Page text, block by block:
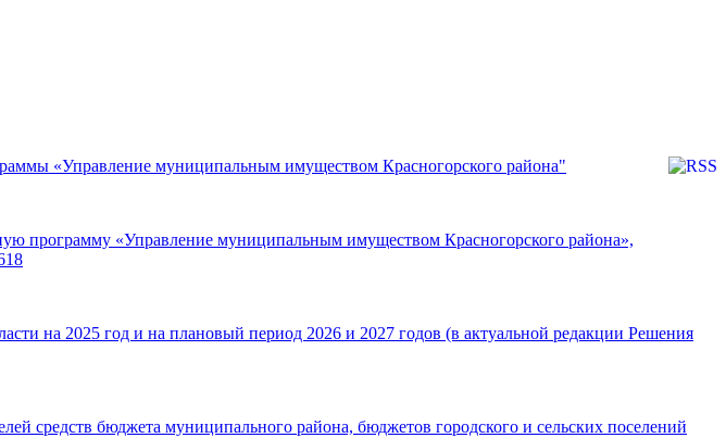
«Управление муниципальным имуществом Красногорского района"
программу «Управление муниципальным имуществом Красногорского района»,
на 2025 год и на плановый период 2026 и 2027 годов (в актуальной редакции Решения
средств бюджета муниципального района, бюджетов городского и сельских поселений